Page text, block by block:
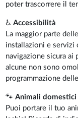
poter trascorrere il
♿Accessibilità
La maggior parte
installazioni e servizi
navigazione sicura ai
alcune non sono
programmazione
🐾Animali domestici
Puoi portare il tuo